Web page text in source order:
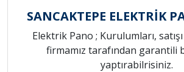
SANCAKTEPE ELEKTRİK
Elektrik Pano ; Kurulumları,
firmamız tarafından garantili
yaptırabilrisiniz.